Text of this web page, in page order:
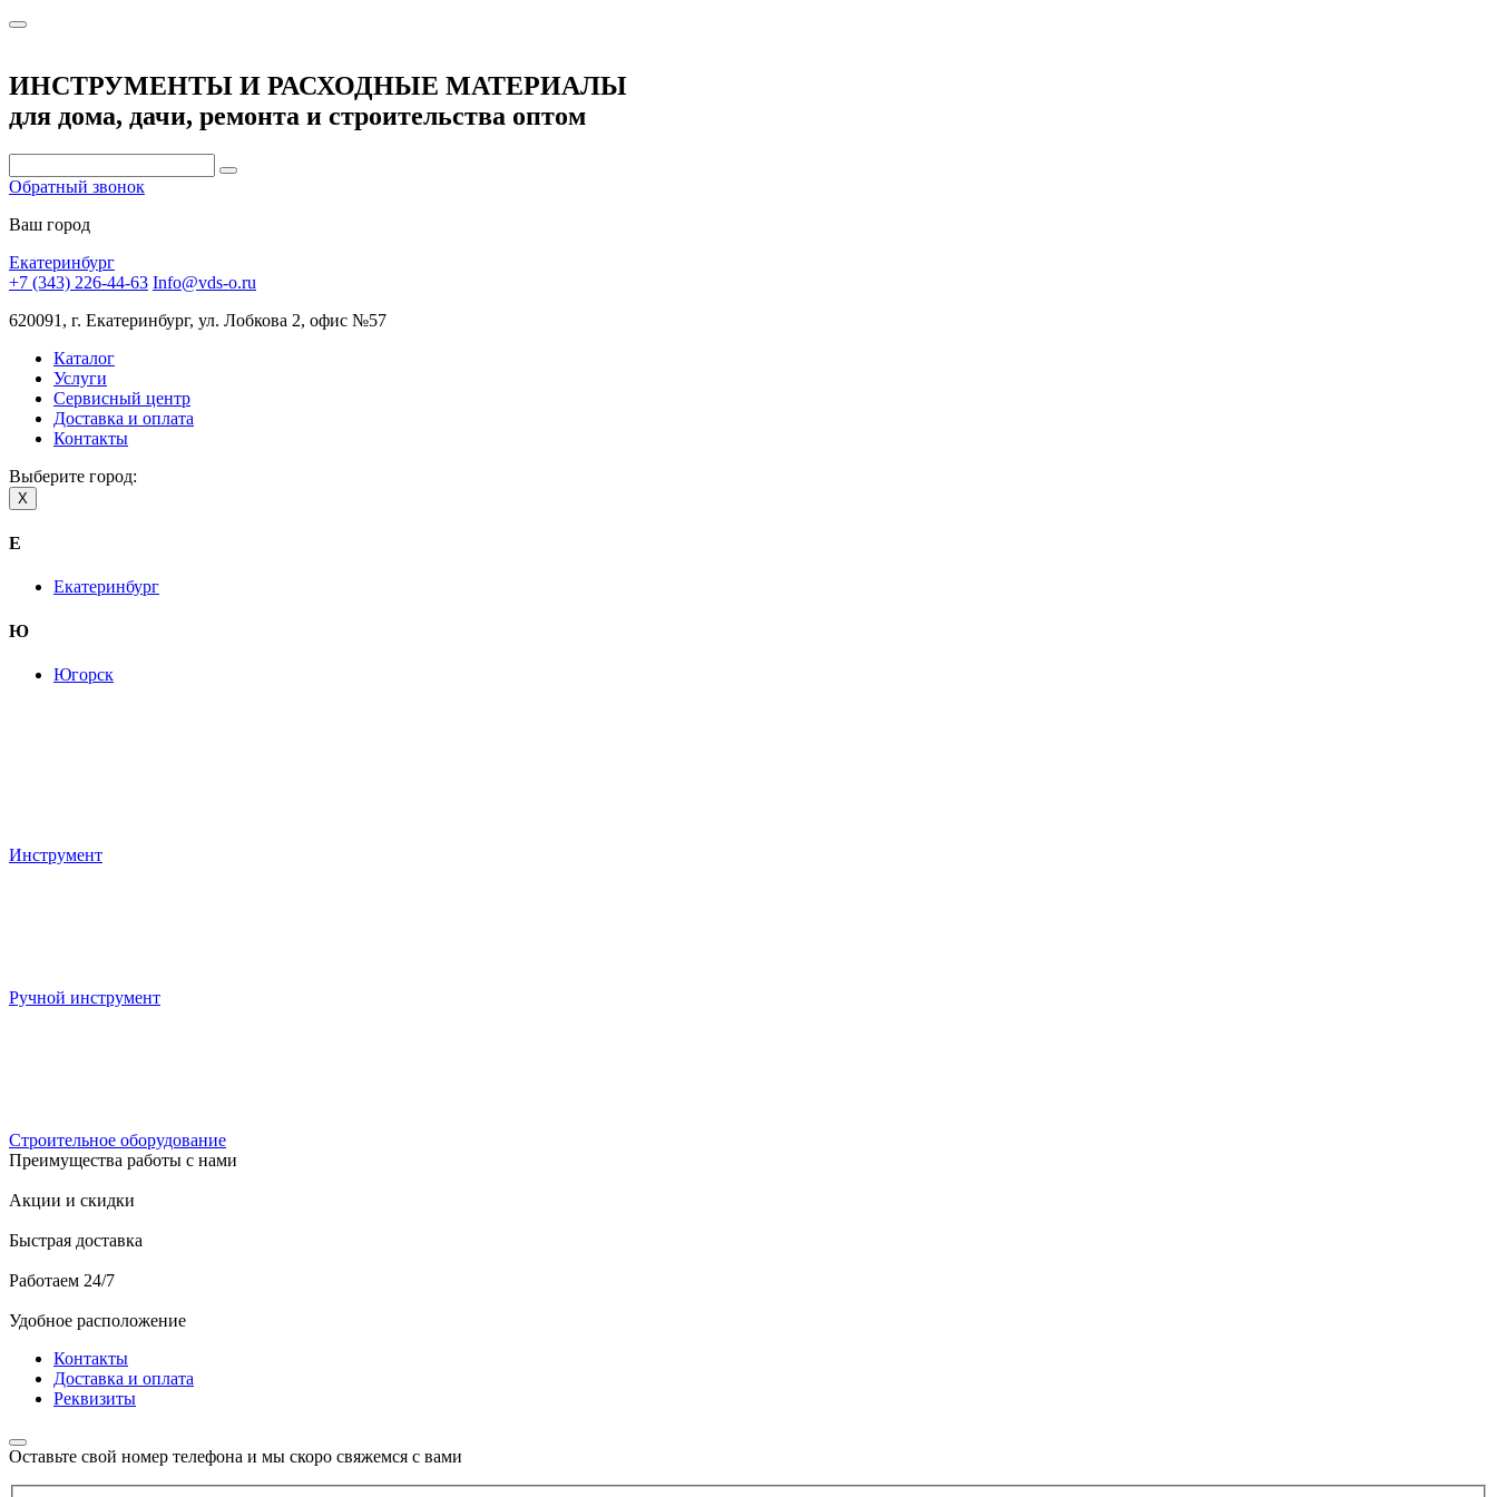
ИНСТРУМЕНТЫ И РАСХОДНЫЕ МАТЕРИАЛЫ
для дома, дачи, ремонта и строительства оптом
Обратный звонок
Ваш город
Екатеринбург
+7 (343) 226-44-63 Info@vds-o.ru
620091, г. Екатеринбург, ул. Лобкова 2, офис №57
Каталог
Услуги
Сервисный центр
Доставка и оплата
Контакты
Выберите город:
X
Е
Екатеринбург
Ю
Югорск
Инструмент
Ручной инструмент
Строительное оборудование
Преимущества работы с нами
Акции и скидки
Быстрая доставка
Работаем 24/7
Удобное расположение
Контакты
Доставка и оплата
Реквизиты
Оставьте свой номер телефона и мы скоро свяжемся с вами